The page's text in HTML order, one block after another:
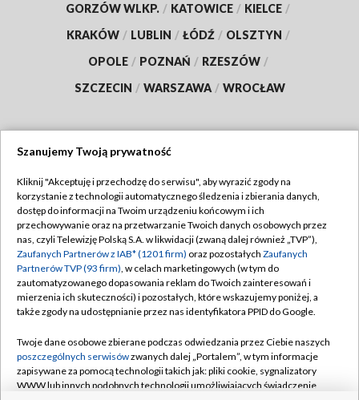
GORZÓW WLKP. / KATOWICE / KIELCE /
KRAKÓW / LUBLIN / ŁÓDŹ / OLSZTYN /
OPOLE / POZNAŃ / RZESZÓW /
SZCZECIN / WARSZAWA / WROCŁAW
TVP
Abonament TVP
Emisja w TVP
Centrum informacji TVP
Naziemna Telewizja Cyfrowa
Rada Programowa
System NOS
Regulamin TVP
Polityka prywatności
Moje zgody
Pomoc
Kontakt
Szanujemy Twoją prywatność
Kliknij "Akceptuję i przechodzę do serwisu", aby wyrazić zgody na
korzystanie z technologii automatycznego śledzenia i zbierania danych,
dostęp do informacji na Twoim urządzeniu końcowym i ich
przechowywanie oraz na przetwarzanie Twoich danych osobowych przez
nas, czyli Telewizję Polską S.A. w likwidacji (zwaną dalej również „TVP”),
Zaufanych Partnerów z IAB* (1201 firm) oraz pozostałych Zaufanych
Partnerów TVP (93 firm), w celach marketingowych (w tym do
zautomatyzowanego dopasowania reklam do Twoich zainteresowań i
mierzenia ich skuteczności) i pozostałych, które wskazujemy poniżej, a
także zgody na udostępnianie przez nas identyfikatora PPID do Google.
Twoje dane osobowe zbierane podczas odwiedzania przez Ciebie naszych
poszczególnych serwisówzwanych dalej „Portalem”, w tym informacje
zapisywane za pomocą technologii takich jak: pliki cookie, sygnalizatory
WWW lub innych podobnych technologii umożliwiających świadczenie